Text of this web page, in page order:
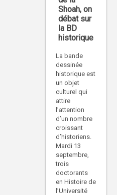
Shoah, on
débat sur
la BD
historique
La bande
dessinée
historique est
un objet
culturel qui
attire
l’attention
d’un nombre
croissant
d’historiens.
Mardi 13
septembre,
trois
doctorants
en Histoire de
l’Université